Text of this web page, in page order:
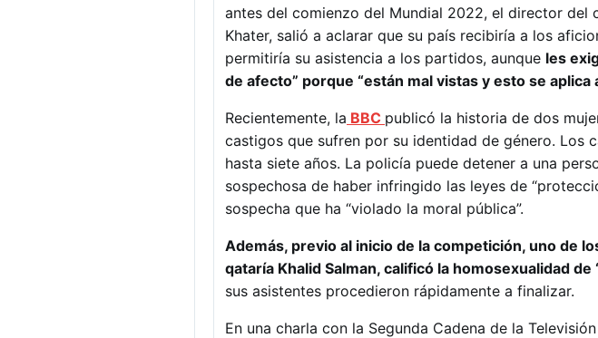
antes del comienzo del Mundial 2022, el director del
Khater, salió a aclarar que su país recibiría a los
permitiría su asistencia a los partidos, aunque les
de afecto” porque “están mal vistas y esto se aplica
Recientemente, la BBC publicó la historia de dos
castigos que sufren por su identidad de género. Los
hasta siete años. La policía puede detener a una
sospechosa de haber infringido las leyes de
sospecha que ha “violado la moral pública”.
Además, previo al inicio de la competición, uno de
qataría Khalid Salman, calificó la homosexualidad
sus asistentes procedieron rápidamente a finalizar.
En una charla con la Segunda Cadena de la